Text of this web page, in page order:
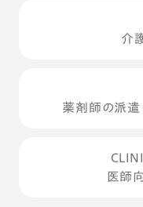
介
薬剤師の派遣
医師